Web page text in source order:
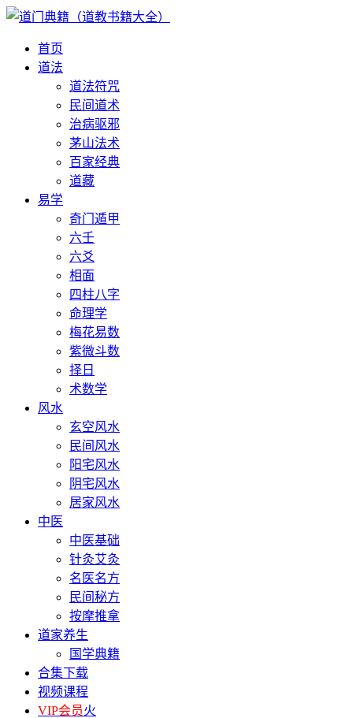
首页
道法
道法符咒
民间道术
治病驱邪
茅山法术
百家经典
道藏
易学
奇门遁甲
六壬
六爻
相面
四柱八字
命理学
梅花易数
紫微斗数
择日
术数学
风水
玄空风水
民间风水
阳宅风水
阴宅风水
居家风水
中医
中医基础
针灸艾灸
名医名方
民间秘方
按摩推拿
道家养生
国学典籍
合集下载
视频课程
VIP会员火